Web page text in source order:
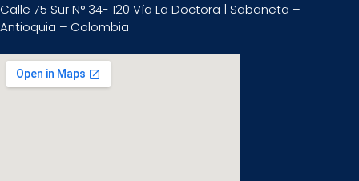
Calle 75 Sur N° 34- 120 Vía La Doctora | Sabaneta –
Antioquia – Colombia